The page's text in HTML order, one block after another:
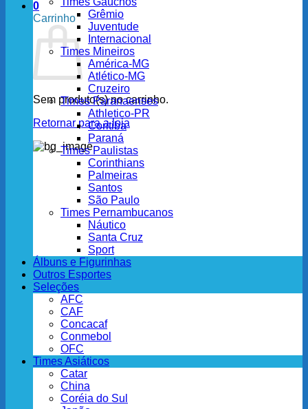
0
Carrinho
Sem produto(s) no carrinho.
Retornar para a loja
Grêmio
Juventude
Internacional
Times Mineiros
América-MG
Atlético-MG
Cruzeiro
Times Paranaenses
Athletico-PR
Coritiba
Paraná
Times Paulistas
Corinthians
Palmeiras
Santos
São Paulo
Times Pernambucanos
Náutico
Santa Cruz
Sport
Álbuns e Figurinhas
Outros Esportes
Seleções
AFC
CAF
Concacaf
Conmebol
OFC
Times Asiáticos
Catar
China
Coréia do Sul